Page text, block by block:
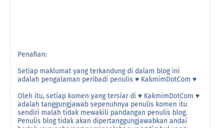
Penafian:
Setiap maklumat yang terkandung di dalam blog ini
adalah pengalaman peribadi penulis ♥ KakmimDotCom ♥
Oleh itu, setiap komen yang tersiar di ♥ KakmimDotCom ♥
adalah tanggungjawab sepenuhnya penulis komen itu
sendiri malah tidak mewakili pandangan penulis blog.
Penulis blog tidak akan dipertanggungjawabkan andai